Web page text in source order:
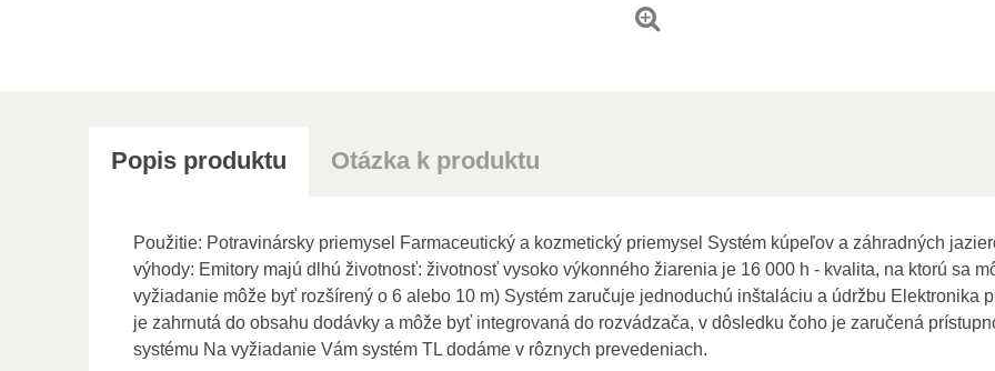
Popis produktu Otázka k produktu
Použitie: Potravinársky priemysel Farmaceutický a kozmetický priemysel Systém kúpeľov a záhradných
výhody: Emitory majú dlhú životnosť: životnosť vysoko výkonného žiarenia je 16 000 h - kvalita, na ktorú sa
vyžiadanie môže byť rozšírený o 6 alebo 10 m) Systém zaručuje jednoduchú inštaláciu a údržbu Elektronika
je zahrnutá do obsahu dodávky a môže byť integrovaná do rozvádzača, v dôsledku čoho je zaručená
systému Na vyžiadanie Vám systém TL dodáme v rôznych prevedeniach.